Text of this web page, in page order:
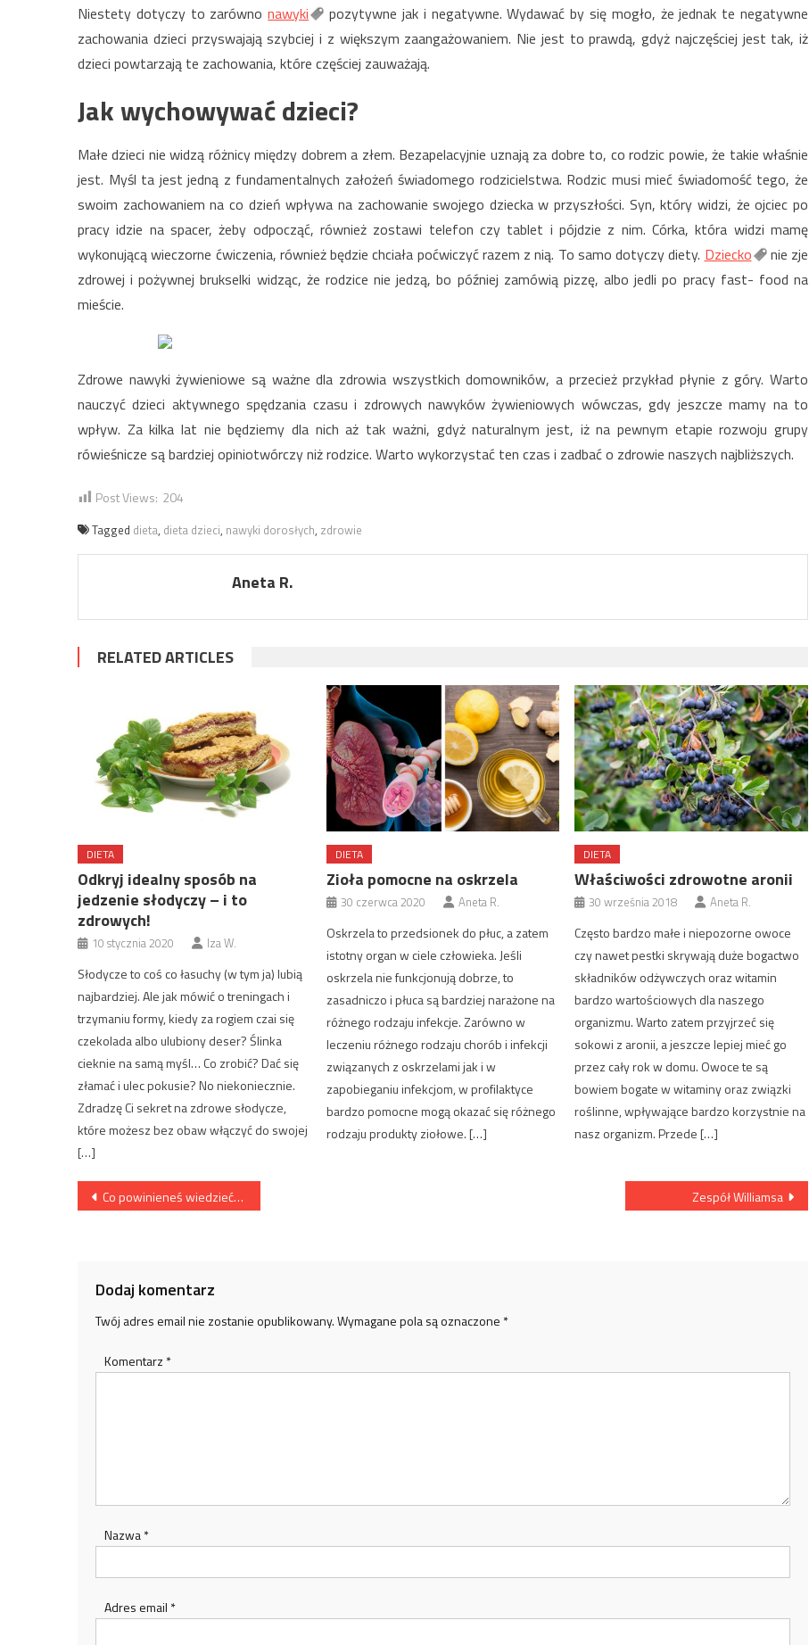
Niestety dotyczy to zarównonawyki
pozytywne jak i negatywne. Wydawać by się mogło, że jednak te negatywne
zachowania dzieci przyswajają szybciej i z większym zaangażowaniem. Nie jest to prawdą, gdyż najczęściej jest tak, iż
dzieci powtarzają te zachowania, które częściej zauważają.
Jak wychowywać dzieci?
Małe dzieci nie widzą różnicy między dobrem a złem. Bezapelacyjnie uznają za dobre to, co rodzic powie, że takie właśnie
jest. Myśl ta jest jedną z fundamentalnych założeń świadomego rodzicielstwa. Rodzic musi mieć świadomość tego, że
swoim zachowaniem na co dzień wpływa na zachowanie swojego dziecka w przyszłości. Syn, który widzi, że ojciec po
pracy idzie na spacer, żeby odpocząć, również zostawi telefon czy tablet i pójdzie z nim. Córka, która widzi mamę
wykonującą wieczorne ćwiczenia, również będzie chciała poćwiczyć razem z nią. To samo dotyczy diety. Dziecko
nie zje
zdrowej i pożywnej brukselki widząc, że rodzice nie jedzą, bo później zamówią pizzę, albo jedli po pracy fast- food na
mieście.
Zdrowe nawyki żywieniowe są ważne dla zdrowia wszystkich domowników, a przecież przykład płynie z góry. Warto
nauczyć dzieci aktywnego spędzania czasu i zdrowych nawyków żywieniowych wówczas, gdy jeszcze mamy na to
wpływ. Za kilka lat nie będziemy dla nich aż tak ważni, gdyż naturalnym jest, iż na pewnym etapie rozwoju grupy
rówieśnicze są bardziej opiniotwórczy niż rodzice. Warto wykorzystać ten czas i zadbać o zdrowie naszych najbliższych.
Post Views: 204
Tagged dieta, dieta dzieci, nawyki dorosłych, zdrowie
Aneta R.
RELATED ARTICLES
DIETA
Odkryj idealny sposób na
jedzenie słodyczy – i to
zdrowych!
10 stycznia 2020 Iza W.
Słodycze to coś co łasuchy (w tym ja) lubią
najbardziej. Ale jak mówić o treningach i
trzymaniu formy, kiedy za rogiem czai się
czekolada albo ulubiony deser? Ślinka
cieknie na samą myśl… Co zrobić? Dać się
złamać i ulec pokusie? No niekoniecznie.
Zdradzę Ci sekret na zdrowe słodycze,
które możesz bez obaw włączyć do swojej
[…]
DIETA
Zioła pomocne na oskrzela
30 czerwca 2020 Aneta R.
Oskrzela to przedsionek do płuc, a zatem
istotny organ w ciele człowieka. Jeśli
oskrzela nie funkcjonują dobrze, to
zasadniczo i płuca są bardziej narażone na
różnego rodzaju infekcje. Zarówno w
leczeniu różnego rodzaju chorób i infekcji
związanych z oskrzelami jak i w
zapobieganiu infekcjom, w profilaktyce
bardzo pomocne mogą okazać się różnego
rodzaju produkty ziołowe. […]
DIETA
Właściwości zdrowotne aronii
30 września 2018 Aneta R.
Często bardzo małe i niepozorne owoce
czy nawet pestki skrywają duże bogactwo
składników odżywczych oraz witamin
bardzo wartościowych dla naszego
organizmu. Warto zatem przyjrzeć się
sokowi z aronii, a jeszcze lepiej mieć go
przez cały rok w domu. Owoce te są
bowiem bogate w witaminy oraz związki
roślinne, wpływające bardzo korzystnie na
nasz organizm. Przede […]
Nawigacja
Co powinieneś wiedzieć o treningu barków? Zespół Williamsa
Dodaj komentarz
Twój adres email nie zostanie opublikowany.Wymagane pola są oznaczone *
Komentarz *
Nazwa*
Adres email *